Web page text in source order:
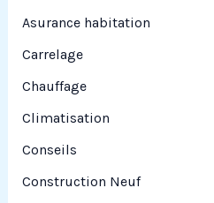
:Asurance habitation
Carrelage
Chauffage
Climatisation
Conseils
Construction Neuf